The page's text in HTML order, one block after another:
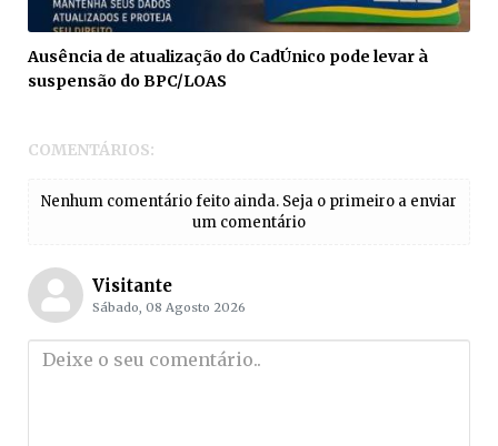
Ausência de atualização do CadÚnico pode levar à
suspensão do BPC/LOAS
COMENTÁRIOS:
Nenhum comentário feito ainda. Seja o primeiro a enviar
um comentário
Visitante
Sábado, 08 Agosto 2026